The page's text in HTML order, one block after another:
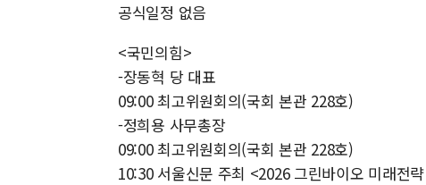
공식일정 없음
<국민의힘>
-장동혁 당 대표
09:00 최고위원회의(국회 본관 228호)
-정희용 사무총장
09:00 최고위원회의(국회 본관 228호)
10:30 서울신문 주최 <2026 그린바이오 미래전